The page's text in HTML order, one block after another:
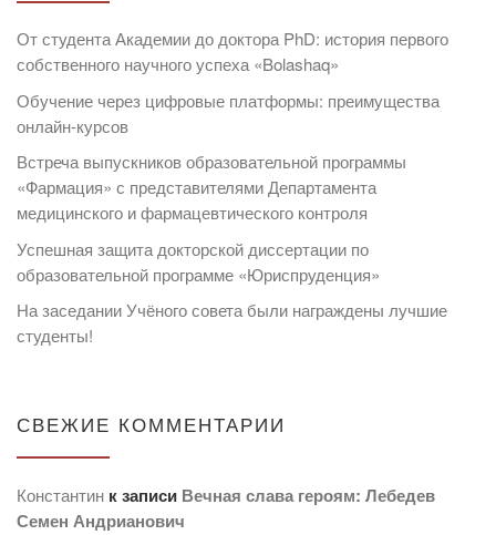
От студента Академии до доктора PhD: история первого
собственного научного успеха «Bolashaq»
Обучение через цифровые платформы: преимущества
онлайн-курсов
Встреча выпускников образовательной программы
«Фармация» с представителями Департамента
медицинского и фармацевтического контроля
Успешная защита докторской диссертации по
образовательной программе «Юриспруденция»
На заседании Учёного совета были награждены лучшие
студенты!
СВЕЖИЕ КОММЕНТАРИИ
Константин к записи Вечная слава героям: Лебедев
Семен Андрианович